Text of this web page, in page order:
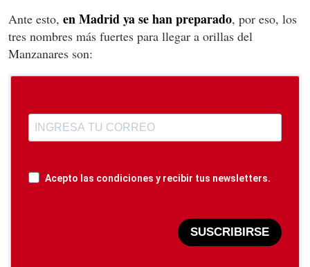
Ante esto, en Madrid ya se han preparado, por eso, los
tres nombres más fuertes para llegar a orillas del
Manzanares son:
Acepto las condiciones y recibir tus newsletters.
SUSCRIBIRSE